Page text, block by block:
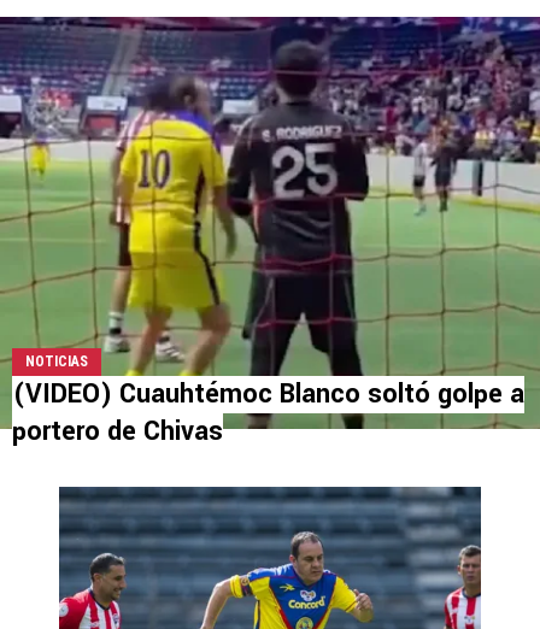
NOTICIAS
(VIDEO) Cuauhtémoc Blanco soltó golpe a
portero de Chivas